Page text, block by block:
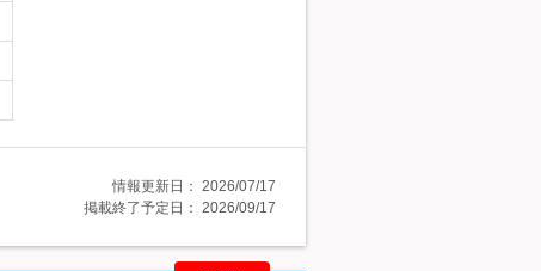
情報更新日： 2026/07/17
掲載終了予定日： 2026/09/17